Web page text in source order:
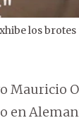
los
Mauricio
en